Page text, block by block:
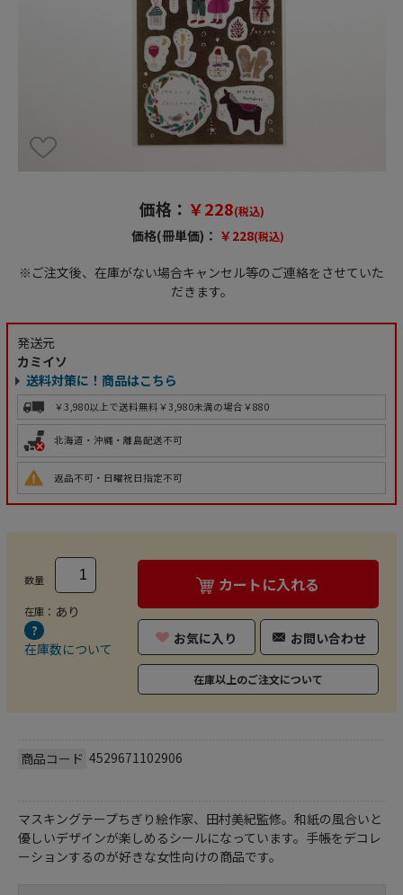
価格： ￥228(税込)
価格(冊単価)： ￥228(税込)
※ご注文後、在庫がない場合キャンセル等のご連絡をさせていた
だきます。
発送元
カミイソ
送料対策に！商品はこちら
￥3,980以上で送料無料 ￥3,980未満の場合￥880
北海道・沖縄・離島配送不可
返品不可・日曜祝日指定不可
数量
在庫： あり
在庫数について
カートに入れる
お気に入り お問い合わせ
在庫以上のご注文について
商品コード 4529671102906
マスキングテープちぎり絵作家、田村美紀監修。和紙の風合いと
優しいデザインが楽しめるシールになっています。手帳をデコレ
ーションするのが好きな女性向けの商品です。